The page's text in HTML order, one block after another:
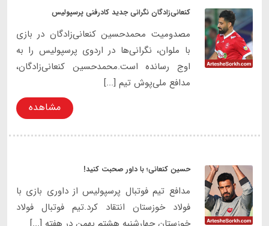
کنعانی‌زادگان نگرانی جدید کادرفنی پرسپولیس
مصدومیت محمدحسین کنعانی‌زادگان در بازی
با ملوان، نگرانی‌ها در اردوی پرسپولیس را به
اوج رسانده است.محمدحسین کنعانی‌زادگان،
مدافع ملی‌پوش تیم [...]
مشاهده
حسین کنعانی؛ با داور صحبت کنید!
مدافع تیم فوتبال پرسپولیس از داوری بازی با
فولاد خوزستان انتقاد کرد.تیم فوتبال فولاد